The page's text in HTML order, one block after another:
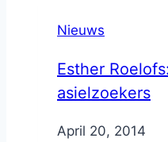
Nieuws
Esther
asielzoekers
ByNicole
April 20, 2014